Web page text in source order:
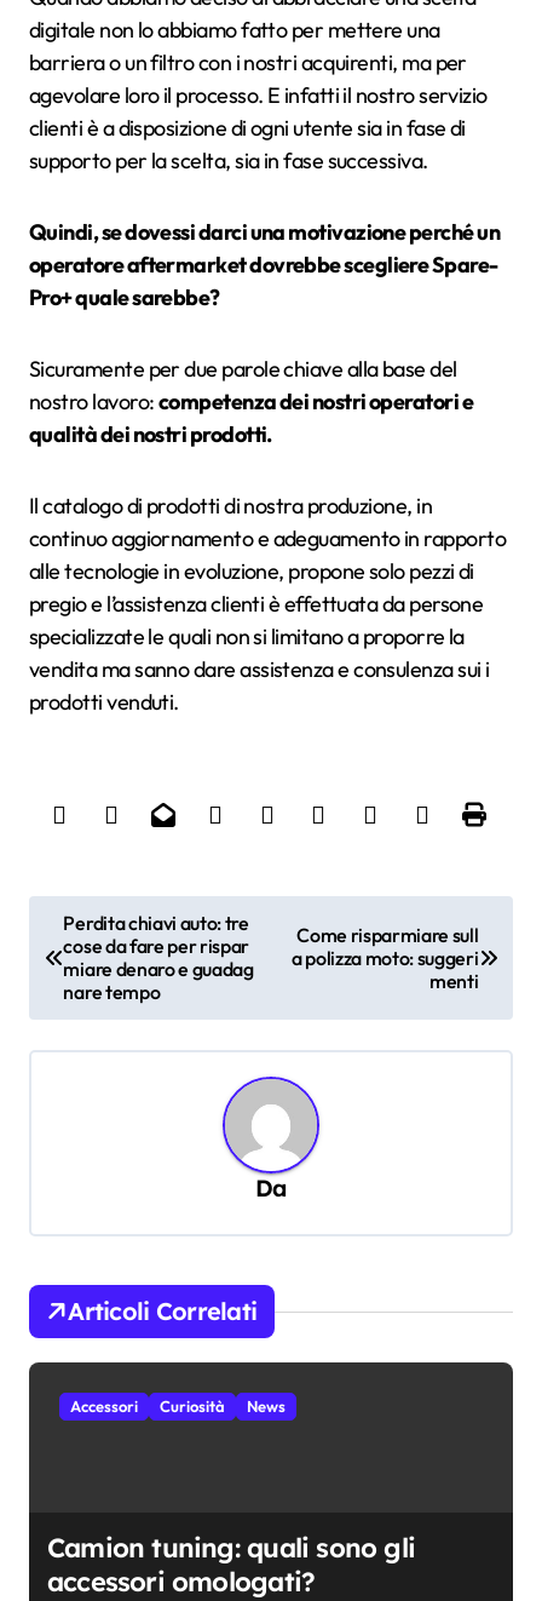
digitale non lo abbiamo fatto per mettere una
barriera o un filtro con i nostri acquirenti, ma per
agevolare loro il processo. E infatti il nostro servizio
clienti è a disposizione di ogni utente sia in fase di
supporto per la scelta, sia in fase successiva.
Quindi, se dovessi darci una motivazione perché un
operatore aftermarket dovrebbe scegliere Spare-
Pro+ quale sarebbe?
Sicuramente per due parole chiave alla base del
nostro lavoro:competenza dei nostri operatori e
qualità dei nostri prodotti.
Il catalogo di prodotti di nostra produzione, in
continuo aggiornamento e adeguamento in rapporto
alle tecnologie in evoluzione, propone solo pezzi di
pregio e l’assistenza clienti è effettuata da persone
specializzate le quali non si limitano a proporre la
vendita ma sanno dare assistenza e consulenza sui i
prodotti venduti.
a
o
n
a
Perdita chiavi auto: tre
cose da fare per rispar
miare denaro e guadag
nare tempo
Come risparmiare sull
a polizza moto: suggeri
menti
Da
Articoli Correlati
Accessori Curiosità News
Camion tuning: quali sono gli
accessori omologati?